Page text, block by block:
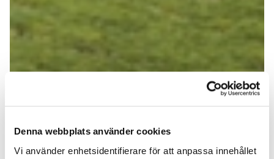
Denna webbplats använder cookies
Vi använder enhetsidentifierare för att anpassa innehållet